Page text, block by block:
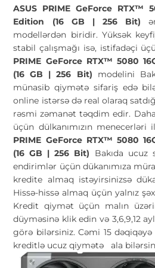
ASUS PRIME GeForce RTX™
Edition (16 GB | 256 Bit)
modellərdən biridir. Yüksək
stabil çalışmağı isə, istifadəçi
PRIME GeForce RTX™ 5080
(16 GB | 256 Bit) modelini
münasib qiymətə sifariş edə
online istərsə də real olaraq
rəsmi zəmanət təqdim edir.
üçün dülkanımızın menecerləri
PRIME GeForce RTX™ 5080
(16 GB | 256 Bit) Bakıda
endirimlər üçün dükanımıza
kredite almaq istəyirsinizsə
Hissə-hissə almaq üçün yalnız
Kredit qiymət üçün malın
düyməsinə klik edin və 3,6,9,12
görə bilərsiniz. Cəmi 15
kreditlə ucuz qiymətə
ala